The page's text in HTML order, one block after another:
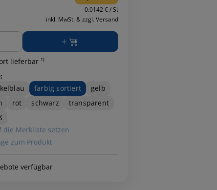
0.0142 € / St
inkl. MwSt. & zzgl. Versand
lieferbar ¹⁾
farbig sortiert
gelb
rot schwarz
transparent
die Merkliste setzen
zum Produkt
verfügbar